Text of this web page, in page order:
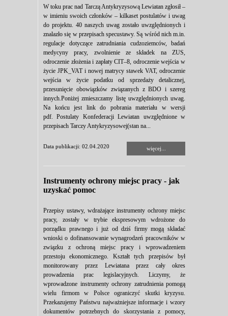
W toku prac nad Tarczą Antykryzysową Lewiatan zgłosił –
w imieniu swoich członków – kilkaset postulatów i uwag
do projektu. 40 naszych uwag zostało uwzględnionych i
znalazło się w przepisach specustawy. Są wśród nich m.in.
regulacje dotyczące zatrudniania cudzoziemców, badań
medycyny pracy, zwolnienie ze składek na ZUS,
odroczenie złożenia i zapłaty CIT–8, odroczenie wejścia w
życie JPK_VAT i nowej matrycy stawek VAT, odroczenie
wejścia w życie podatku od sprzedaży detalicznej,
przesunięcie obowiązków związanych z BDO i szereg
innych.Poniżej zmieszczamy listę uwzględnionych uwag.
Na końcu jest link do pobrania materiału w wersji
pdf. Postulaty Konfederacji Lewiatan uwzględnione w
przepisach Tarczy Antykryzysowej(stan na...
Data publikacji: 02.04.2020 więcej...
Instrumenty ochrony miejsc pracy - jak
uzyskać pomoc
Przepisy ustawy, wdrażające instrumenty ochrony miejsc
pracy, zostały w trybie ekspresowym wdrożone do
porządku prawnego i już od dziś firmy mogą składać
wnioski o dofinansowanie wynagrodzeń pracowników w
związku z ochroną miejsc pracy i wprowadzeniem
przestoju ekonomicznego. Kształt tych przepisów był
monitorowany przez Lewiatana przez cały okres
prowadzenia prac legislacyjnych. Liczymy, że
wprowadzone instrumenty ochrony zatrudnienia pomogą
wielu firmom w Polsce ograniczyć skutki kryzysu.
Przekazujemy Państwu najważniejsze informacje i wzory
dokumentów potrzebnych do skorzystania z pomocy,